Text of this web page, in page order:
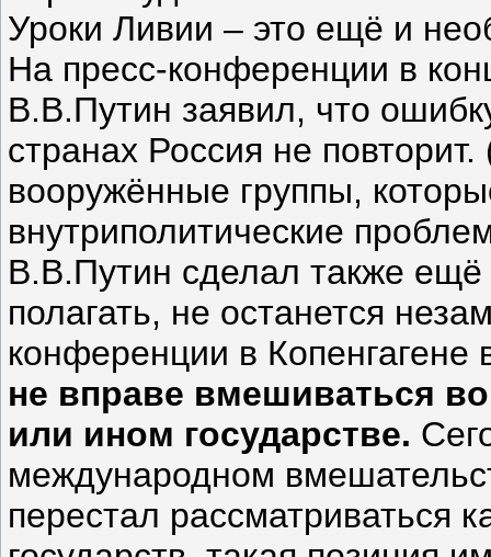
Уроки Ливии – это ещё и
На пресс-конференции в
В.В.Путин заявил, что
странах Россия не
вооружённые группы,
внутриполитические
В.В.Путин сделал также ещё
полагать, не останется
конференции в Копенгагене
не вправе вмешиваться
или ином государстве.
международном
перестал рассматриваться